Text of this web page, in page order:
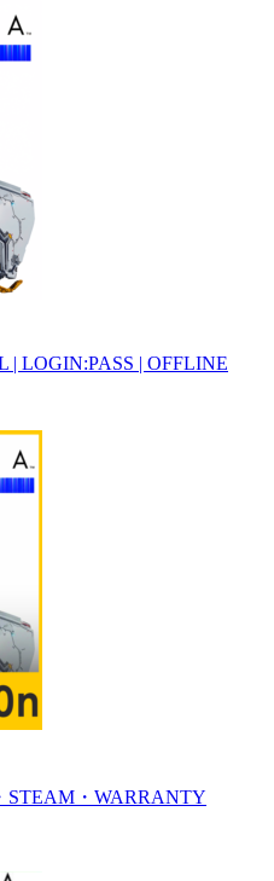
| LOGIN:PASS | OFFLINE
STEAM・WARRANTY